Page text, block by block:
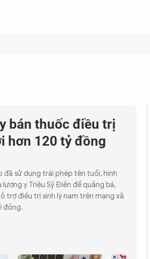
bán thuốc điều trị
hơn 120 tỷ đồng
đã sử dụng trái phép tên tuổi, hình
y Triệu Sỹ Điền để quảng bá,
trợ điều trị sinh lý nam trên mạng xã
đồng.